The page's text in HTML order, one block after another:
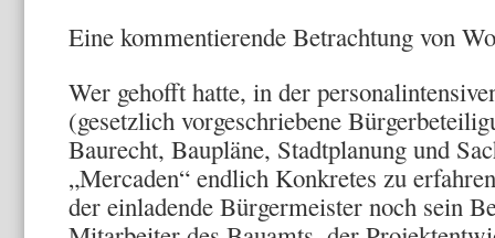
Eine kommentierende Betrachtung von
Wer gehofft hatte, in der
(gesetzlich vorgeschriebene
Baurecht, Baupläne, Stadtplanung und
„Mercaden“ endlich Konkretes zu
der einladende Bürgermeister noch sein